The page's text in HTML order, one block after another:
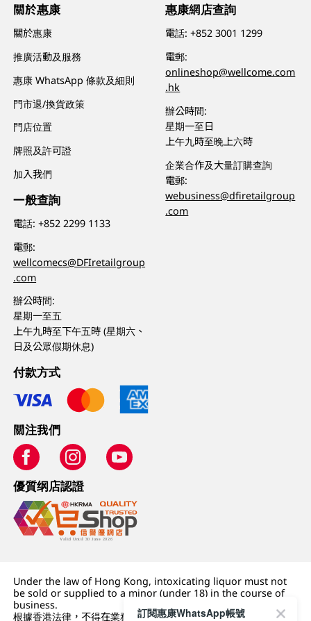
關於惠康
關於惠康
推廣活動及服務
惠康 WhatsApp 條款及細則
門市退/換貨政策
門店位置
牌照及許可證
加入我們
一般查詢
電話:+852 2299 1133
電郵:
wellcomecs@DFIretailgroup
.com
辦公時間:
星期一至五
上午九時至下午五時 (星期六、
日及公眾假期休息)
惠康網店查詢
電話:+852 3001 1299
電郵:
onlineshop@wellcome.com
.hk
辦公時間:
星期一至日
上午九時至晚上六時
企業合作及大量訂購查詢
電郵:
webusiness@dfiretailgroup
.com
付款方式
關注我們
優質纲店認證
Under the law of Hong Kong, intoxicating liquor must not
be sold or supplied to a minor (under 18) in the course of
business.
根據香港法律，不得在業務過程中，向未成年人 (18 歲以下人士)
訂閱惠康WhatsApp帳號